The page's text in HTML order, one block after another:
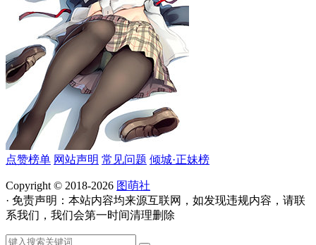
点赞榜单 网站声明 常见问题 倾城·正妹榜
Copyright © 2018-2026 图萌社
· 免责声明：本站内容均来源互联网，如发现违规内容，请联
系我们，我们会第一时间清理删除